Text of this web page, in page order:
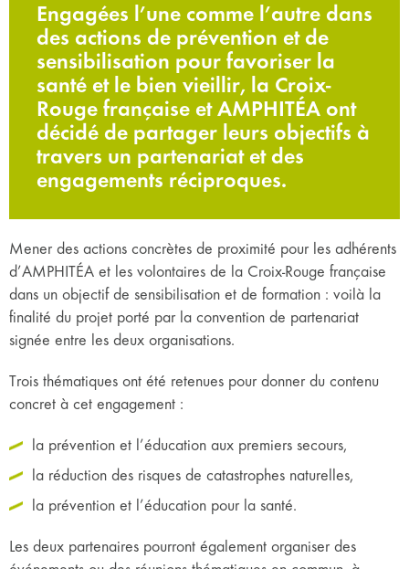
Engagées l’une comme l’autre dans
des actions de prévention et de
sensibilisation pour favoriser la
santé et le bien vieillir, la Croix-
Rouge française et AMPHITÉA ont
décidé de partager leurs objectifs à
travers un partenariat et des
engagements réciproques.
Mener des actions concrètes de proximité pour les adhérents
d’AMPHITÉA et les volontaires de la Croix-Rouge française
dans un objectif de sensibilisation et de formation : voilà la
finalité du projet porté par la convention de partenariat
signée entre les deux organisations.
Trois thématiques ont été retenues pour donner du contenu
concret à cet engagement :
la prévention et l’éducation aux premiers secours,
la réduction des risques de catastrophes naturelles,
la prévention et l’éducation pour la santé.
Les deux partenaires pourront également organiser des